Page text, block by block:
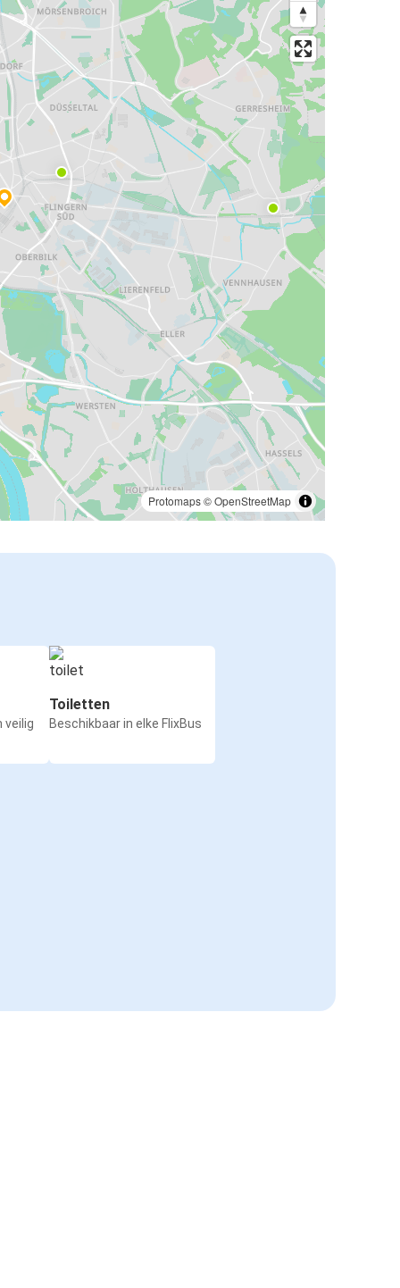
Protomaps©OpenStreetMap
veilig
Toiletten
Beschikbaar in elke FlixBus